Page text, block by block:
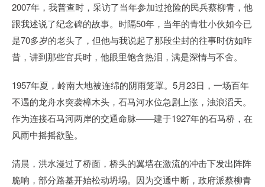
2007年，我普查时，采访了当年参加过抢险的民兵蔡柳青，他
跟我述说了纪念碑的故事。时隔50年，当年的青壮小伙如今已
是70多岁的老头了，但他与我说起了那段尘封的往事时仿如昨
昔，讲到那些官兵时，他眼里饱含热泪，满是深情与不舍。
1957年夏，岭南大地被连绵的阴雨笼罩。5月23日，一场百年
不遇的龙舟水突袭樟木头，石马河水位急剧上涨，浊浪滔天。
作为连接石马河两岸的交通命脉——建于1927年的石马桥，在
风雨中摇摇欲坠。
清晨，洪水漫过了桥面，桥头的翼墙在激流的冲击下发出阵阵
脆响，部分路基开始松动坍塌。因为交通中断，政府派蔡柳青